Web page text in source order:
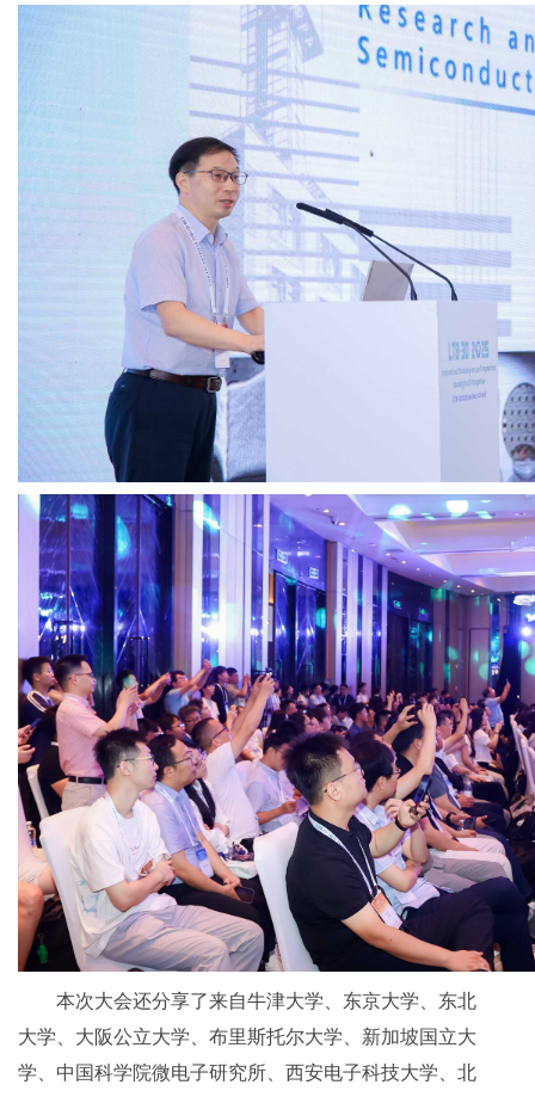
本次大会还分享了来自牛津大学、东京大学、东北
大学、大阪公立大学、布里斯托尔大学、新加坡国立大
学、中国科学院微电子研究所、西安电子科技大学、北